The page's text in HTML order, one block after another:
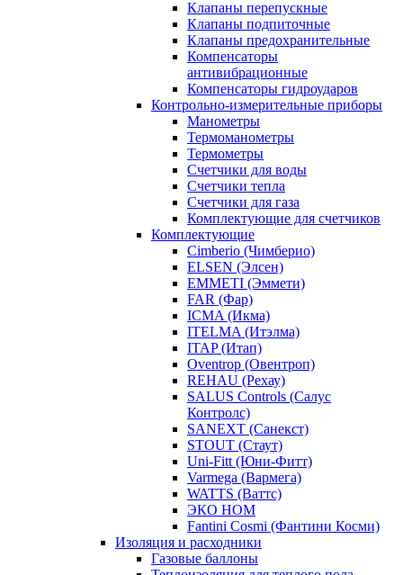
Клапаны перепускные
Клапаны подпиточные
Клапаны предохранительные
Компенсаторы
антивибрационные
Компенсаторы гидроударов
Контрольно-измерительные приборы
Манометры
Термоманометры
Термометры
Счетчики для воды
Счетчики тепла
Счетчики для газа
Комплектующие для счетчиков
Комплектующие
Cimberio (Чимберио)
ELSEN (Элсен)
EMMETI (Эммети)
FAR (Фар)
ICMA (Икма)
ITELMA (Итэлма)
ITAP (Итап)
Oventrop (Овентроп)
REHAU (Рехау)
SALUS Controls (Салус
Контролс)
SANEXT (Санекст)
STOUT (Стаут)
Uni-Fitt (Юни-Фитт)
Varmega (Вармега)
WATTS (Ваттс)
ЭКО НОМ
Fantini Cosmi (Фантини Косми)
Изоляция и расходники
Газовые баллоны